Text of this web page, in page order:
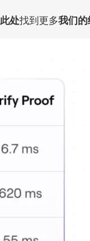
此处找到更多我们的